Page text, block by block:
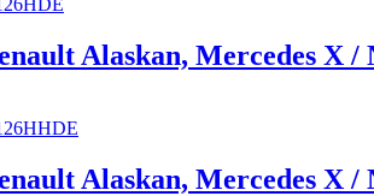
Alaskan, Mercedes X /
Alaskan, Mercedes X /